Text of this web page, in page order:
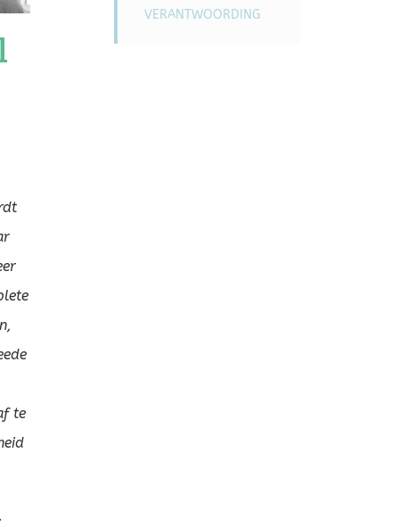
te
VERANTWOORDING